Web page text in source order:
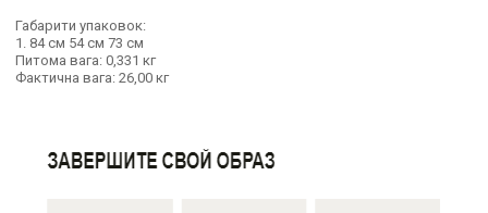
Габарити упаковок:
1. 84 см 54 см 73 см
Питома вага: 0,331 кг
Фактична вага: 26,00 кг